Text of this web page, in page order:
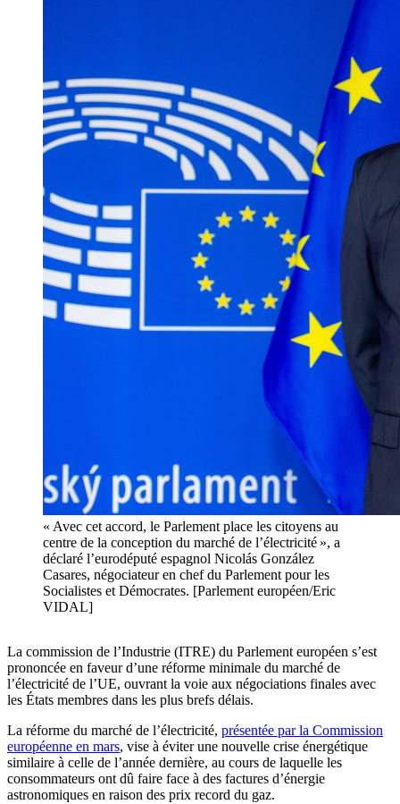
« Avec cet accord, le Parlement place les citoyens au
centre de la conception du marché de l’électricité », a
déclaré l’eurodéputé espagnol Nicolás González
Casares, négociateur en chef du Parlement pour les
Socialistes et Démocrates. [Parlement européen/Eric
VIDAL]
La commission de l’Industrie (ITRE) du Parlement européen s’est
prononcée en faveur d’une réforme minimale du marché de
l’électricité de l’UE, ouvrant la voie aux négociations finales avec
les États membres dans les plus brefs délais.
La réforme du marché de l’électricité, présentée par la Commission
européenne en mars, vise à éviter une nouvelle crise énergétique
similaire à celle de l’année dernière, au cours de laquelle les
consommateurs ont dû faire face à des factures d’énergie
astronomiques en raison des prix record du gaz.